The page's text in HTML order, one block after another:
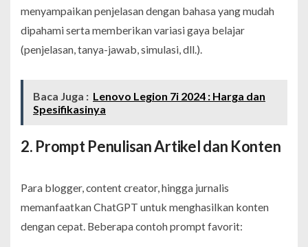
menyampaikan penjelasan dengan bahasa yang mudah
dipahami serta memberikan variasi gaya belajar
(penjelasan, tanya-jawab, simulasi, dll.).
Baca Juga : Lenovo Legion 7i 2024 : Harga dan
Spesifikasinya
2. Prompt Penulisan Artikel dan Konten
Para blogger, content creator, hingga jurnalis
memanfaatkan ChatGPT untuk menghasilkan konten
dengan cepat. Beberapa contoh prompt favorit: